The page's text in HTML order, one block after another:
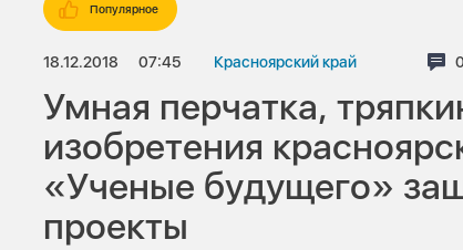
Популярное
18.12.2018 07:45 Красноярский край 0
Умная перчатка,
изобретения
«Ученые будущего»
проекты